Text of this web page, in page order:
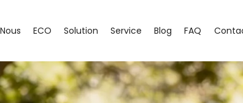
ECO Solution Service Blog FAQ